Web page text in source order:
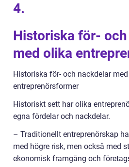
4.
Historiska för-
med olika
Historiska för- och nackdelar
entreprenörsformer
Historiskt sett har olika
egna fördelar och nackdelar.
– Traditionellt entreprenörskap
med högre risk, men också med
ekonomisk framgång och